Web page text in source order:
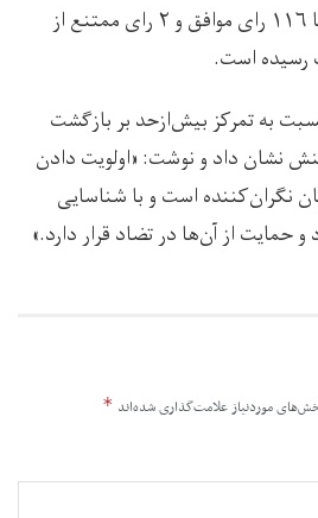
پیش‌نویس این قطع‌نامه‌، با ۱۱۶ رای موافق و ۲ رای ممتنع از
رسیده است.
به تمرکز بیش‌ازحد بر بازگشت
نشان داد‌ و نوشت: «اولویت‌ دادن
نگران‌کننده است و با شناسایی
از آن‌ها در تضاد قرار دارد.»
موردنیاز علامت‌گذاری شده‌اند *